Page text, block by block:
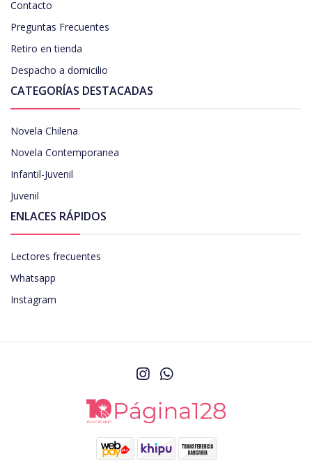
Contacto
Preguntas Frecuentes
Retiro en tienda
Despacho a domicilio
CATEGORÍAS DESTACADAS
Novela Chilena
Novela Contemporanea
Infantil-Juvenil
Juvenil
ENLACES RÁPIDOS
Lectores frecuentes
Whatsapp
Instagram